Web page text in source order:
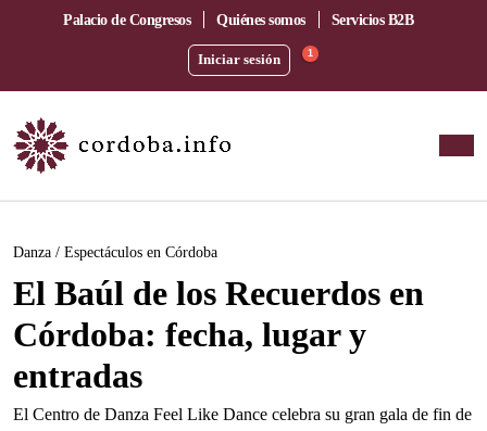
Palacio de Congresos Quiénes somos Servicios B2B
Iniciar sesión 1
Este evento ha pasado.
Danza / Espectáculos en Córdoba
El Baúl de los Recuerdos en
Córdoba: fecha, lugar y
entradas
El Centro de Danza Feel Like Dance celebra su gran gala de fin de